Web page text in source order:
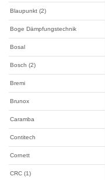
Blaupunkt (2)
Boge Dämpfungstechnik
Bosal
Bosch (2)
Bremi
Brunox
Caramba
Contitech
Cornett
CRC (1)